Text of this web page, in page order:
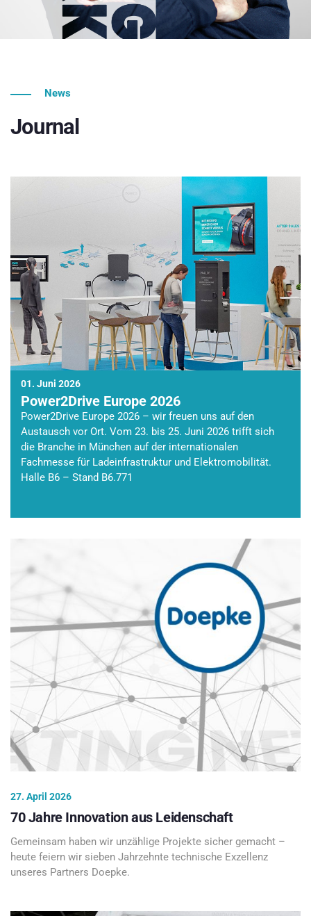
News
Journal
01. Juni 2026
Power2Drive Europe 2026
Power2Drive Europe 2026 – wir freuen uns auf den
Austausch vor Ort. Vom 23. bis 25. Juni 2026 trifft sich
die Branche in München auf der internationalen
Fachmesse für Ladeinfrastruktur und Elektromobilität.
Halle B6 – Stand B6.771
27. April 2026
70 Jahre Innovation aus Leidenschaft
Gemeinsam haben wir unzählige Projekte sicher gemacht –
heute feiern wir sieben Jahrzehnte technische Exzellenz
unseres Partners Doepke.